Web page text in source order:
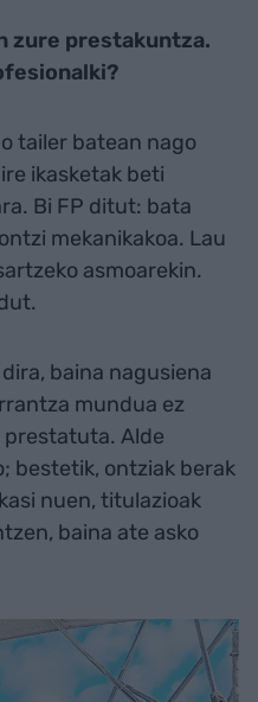
zure prestakuntza.
tailer batean nago
ikasketak beti
Bi FP ditut: bata
mekanikakoa. Lau
asmoarekin.
baina nagusiena
mundua ez
Alde
bestetik, ontziak berak
nuen, titulazioak
baina ate asko